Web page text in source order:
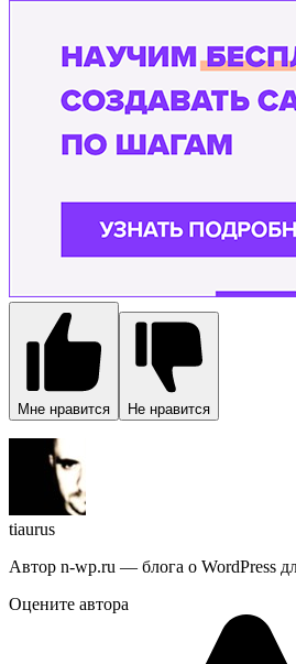
Мне нравится Не нравится
tiaurus
Автор n-wp.ru — блога о WordPress
Оцените автора